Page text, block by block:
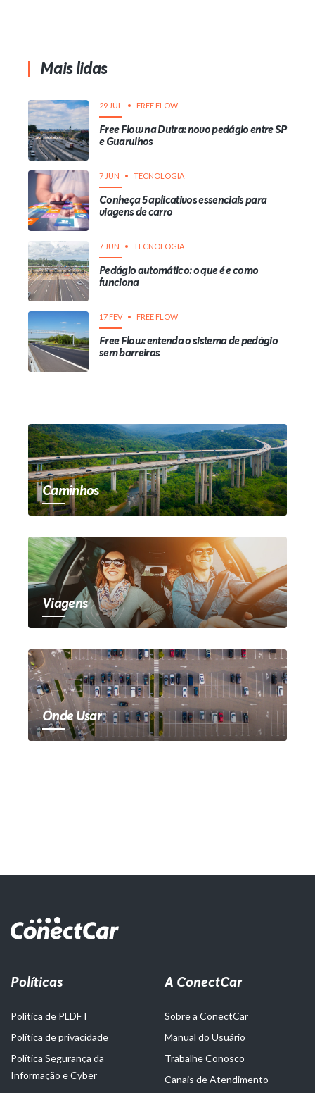
Mais lidas
29 JUL FREE FLOW
Free Flow na Dutra: novo pedágio entre SP
e Guarulhos
7 JUN TECNOLOGIA
Conheça 5 aplicativos essenciais para
viagens de carro
7 JUN TECNOLOGIA
Pedágio automático: o que é e como
funciona
17 FEV FREE FLOW
Free Flow: entenda o sistema de pedágio
sem barreiras
Caminhos
Viagens
Onde Usar
Políticas
Política de PLDFT
Política de privacidade
Política Segurança da
Informação e Cyber
A ConectCar
Sobre a ConectCar
Manual do Usuário
Trabalhe Conosco
Canais de Atendimento